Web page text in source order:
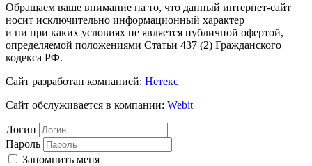
Обращаем ваше внимание на то, что данный интернет-сайт
носит исключительно информационный характер
и ни при каких условиях не является публичной офертой,
определяемой положениями Статьи 437 (2) Гражданского
кодекса РФ.
Сайт разработан компанией: Нетекс
Сайт обслуживается в компании: Webit
Логин
Пароль
Запомнить меня